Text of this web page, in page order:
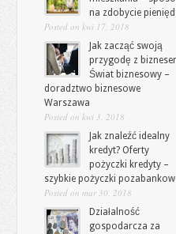
na zdobycie
Posted on kwi 17, 2018
Jak zacząć swoją
przygodę z
Świat biznesowy –
doradztwo biznesowe
Warszawa
Posted on kwi 3, 2018
Jak znaleźć idealny
kredyt? Oferty
pożyczki kredyty –
szybkie pożyczki
Posted on mar 30, 2018
Działalność
gospodarcza za